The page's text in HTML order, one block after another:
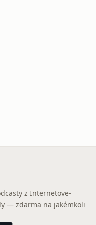
z Internetove-
— zdarma na jakémkoli